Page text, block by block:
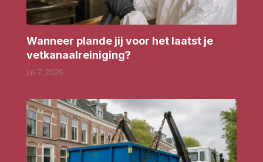
Wanneer plande jij voor het laatst je
vetkanaalreiniging?
juli 7, 2026